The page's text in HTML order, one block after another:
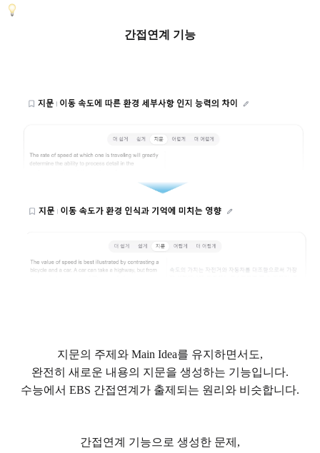
간접연계 기능
지문의 주제와 Main Idea를 유지하면서도,
완전히 새로운 내용의 지문을 생성하는 기능입니다.
수능에서 EBS 간접연계가 출제되는 원리와 비슷합니다.
간접연계 기능으로 생성한 문제,